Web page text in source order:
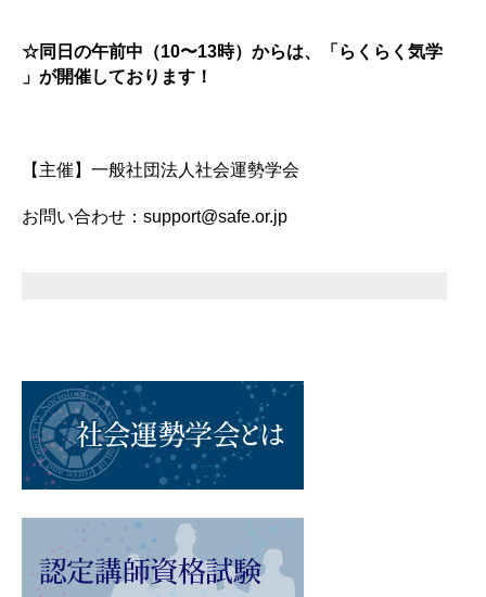
☆同日の午前中（10〜13時）からは、「らくらく気学
」が開催しております！
【主催】一般社団法人社会運勢学会
お問い合わせ：support@safe.or.jp